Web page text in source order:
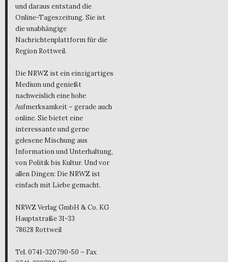
und daraus entstand die
Online-Tageszeitung. Sie ist
die unabhängige
Nachrichtenplattform für die
Region Rottweil.
Die NRWZ ist ein einzigartiges
Medium und genießt
nachweislich eine hohe
Aufmerksamkeit – gerade auch
online. Sie bietet eine
interessante und gerne
gelesene Mischung aus
Information und Unterhaltung,
von Politik bis Kultur. Und vor
allen Dingen: Die NRWZ ist
einfach mit Liebe gemacht.
NRWZ Verlag GmbH & Co. KG
Hauptstraße 31-33
78628 Rottweil
Tel. 0741-320790-50 – Fax